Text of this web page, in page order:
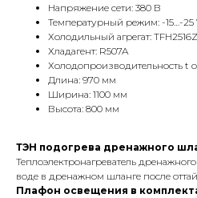
Напряжение сети: 380 В
Температурный режим: -15…-25
Холодильный агрегат: TFH2516Z
Хладагент: R507A
Холодопроизводительность t
Длина: 970 мм
Ширина: 1100 мм
Высота: 800 мм
ТЭН подогрева дренажного
Теплоэлектронагреватель
воде в дренажном шланге после
Плафон освещения в